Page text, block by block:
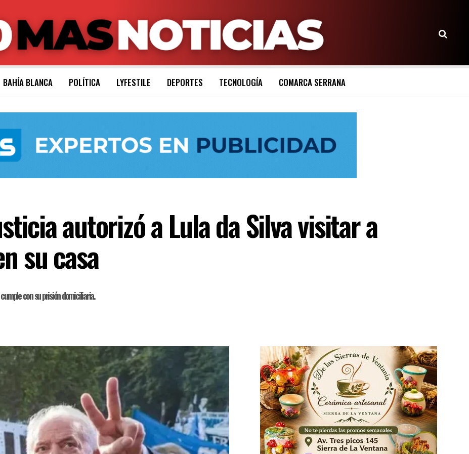
BAHÍA BLANCA POLÍTICA LYFESTILE DEPORTES TECNOLOGÍA COMARCA SERRANA
autorizó a Lula da Silva visitar a
su casa
con su prisión domiciliaria.